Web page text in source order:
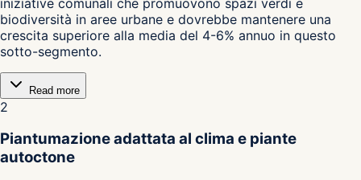
biodiversità in aree urbane e dovrebbe mantenere una
crescita superiore alla media del 4-6% annuo in questo
sotto-segmento.
Read more
2
Piantumazione adattata al clima e piante
autoctone